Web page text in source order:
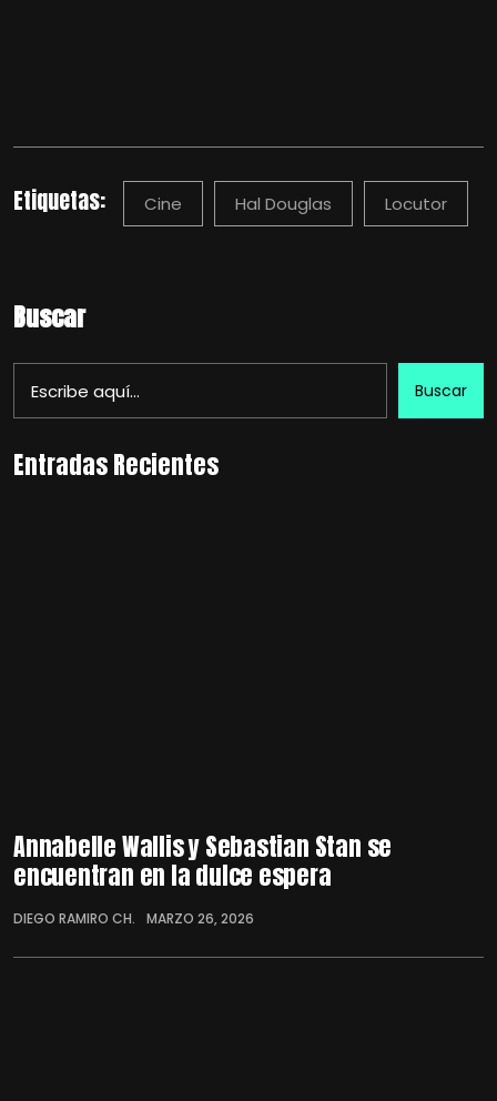
Etiquetas: Cine Hal Douglas Locutor
Buscar
Buscar
Entradas Recientes
Annabelle Wallis y Sebastian Stan se
encuentran en la dulce espera
DIEGO RAMIRO CH. MARZO 26, 2026